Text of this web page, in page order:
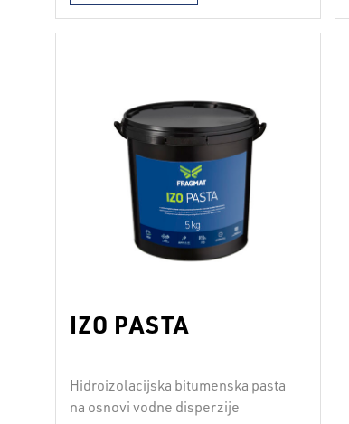
IZO PASTA
Hidroizolacijska bitumenska pasta
na osnovi vodne disperzije